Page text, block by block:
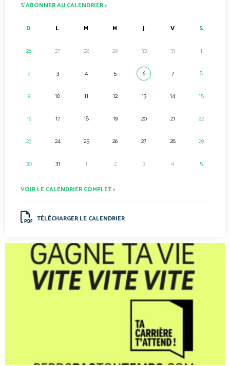
S’ABONNER AU CALENDRIER >
D L M M J V S
26 27 28 29 30 31 1
2 3 4 5 6 7 8
9 10 11 12 13 14 15
16 17 18 19 20 21 22
23 24 25 26 27 28 29
30 31 1 2 3 4 5
VOIR LE CALENDRIER COMPLET >
TÉLÉCHARGER LE CALENDRIER
.